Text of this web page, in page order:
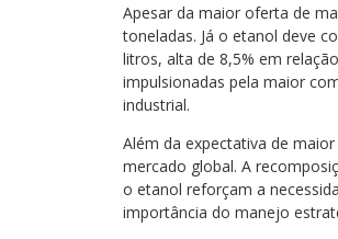
Apesar da maior oferta de
toneladas. Já o etanol deve
litros, alta de 8,5% em
impulsionadas pela maior
industrial.
Além da expectativa de
mercado global. A
o etanol reforçam a
importância do manejo